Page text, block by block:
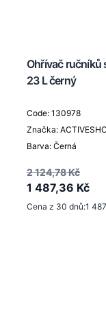
Ohřívač ručníků
23 L černý
Code: 130978
Značka:
Barva: Černá
2 124,78 Kč
1 487,36 Kč
Cena z 30 dnů:1